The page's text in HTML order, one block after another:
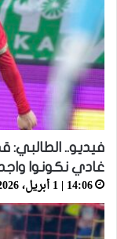
فيديو.. الطالبي:
غادي نكونوا
14:06 | 1 أبريل، 2026